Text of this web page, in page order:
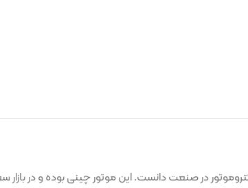
صنعت دانست. این موتور چینی بوده و در بازار سعدی